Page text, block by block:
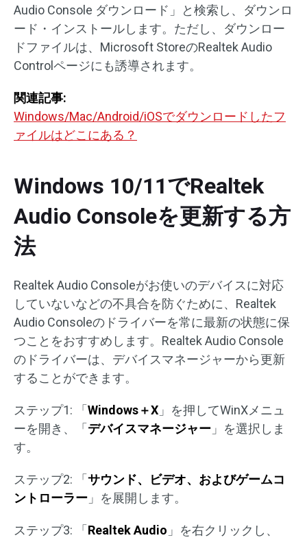
Audio Console ダウンロード」と検索し、ダウンロ
ード・インストールします。ただし、ダウンロー
ドファイルは、Microsoft StoreのRealtek Audio
Controlページにも誘導されます。
関連記事:
Windows/Mac/Android/iOSでダウンロードしたフ
ァイルはどこにある？
Windows 10/11でRealtek
Audio Consoleを更新する方
法
Realtek Audio Consoleがお使いのデバイスに対応
していないなどの不具合を防ぐために、Realtek
Audio Consoleのドライバーを常に最新の状態に保
つことをおすすめします。Realtek Audio Console
のドライバーは、デバイスマネージャーから更新
することができます。
ステップ1: 「Windows＋X 」を押してWinXメニュ
ーを開き、「デバイスマネージャー 」を選択しま
す。
ステップ2: 「サウンド、ビデオ、およびゲームコ
ントローラー 」を展開します。
ステップ3: 「Realtek Audio 」を右クリックし、